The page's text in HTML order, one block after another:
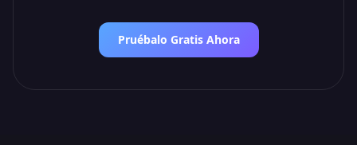
Pruébalo Gratis Ahora